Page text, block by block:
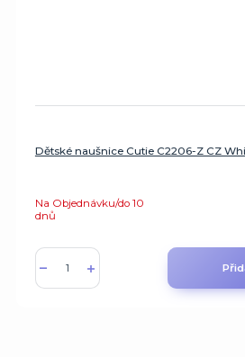
Dětské naušnice Cutie C2206-Z CZ
Na Objednávku/do 10
dnů